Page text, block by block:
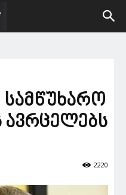
სამწუხარო
ავრცელებს
2220